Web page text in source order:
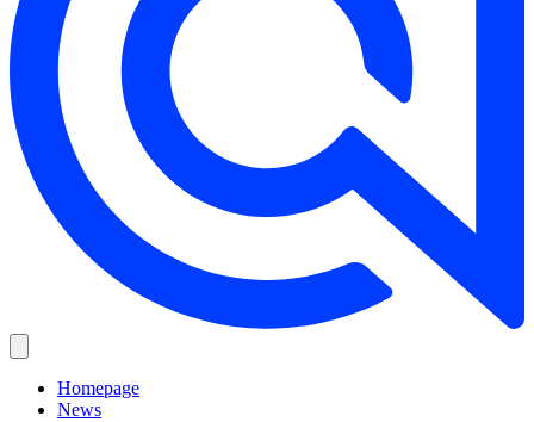
Homepage
News